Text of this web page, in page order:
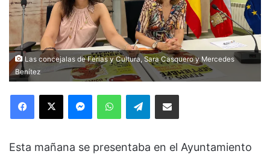
Las concejalas de Ferias y Cultura, Sara Casquero y Mercedes
Benítez
Facebook
X MessengerWhatsAppTelegramCompartir via Email
Esta mañana se presentaba en el Ayuntamiento